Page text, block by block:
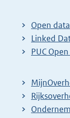
t
e
r
l
i
n
Open data
Linked
PUC
E
x
E